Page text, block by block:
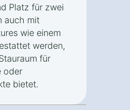
Platz für zwei
auch mit
wie einem
werden,
für
oder
bietet.